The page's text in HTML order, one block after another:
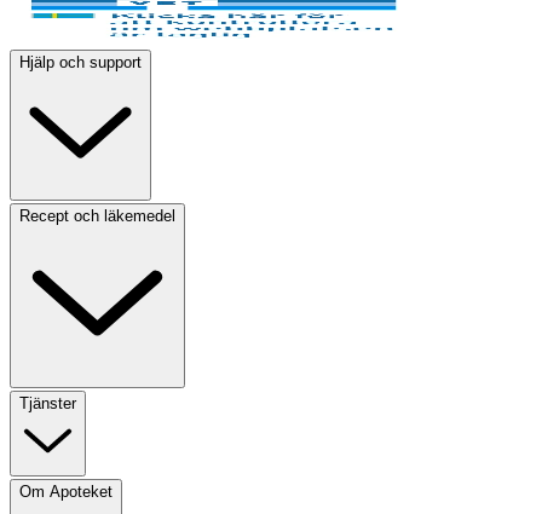
Hjälp och support
Recept och läkemedel
Tjänster
Om Apoteket